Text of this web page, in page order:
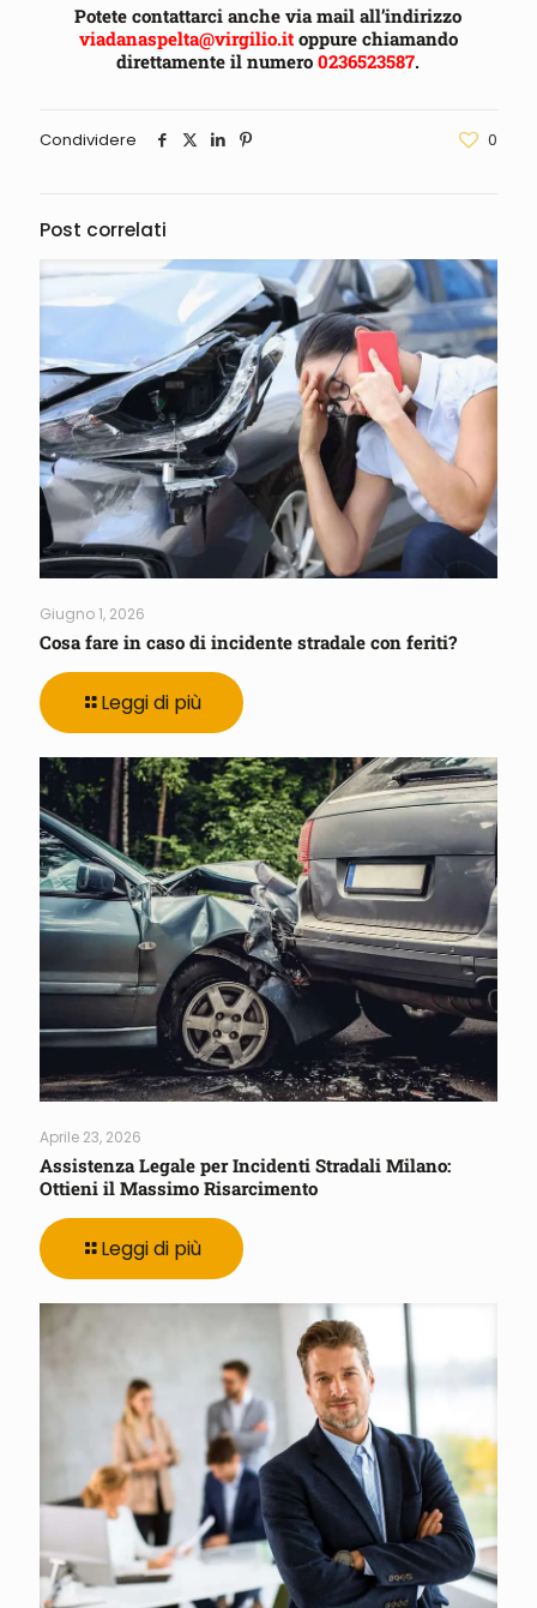
Potete contattarci anche via mail all’indirizzo
viadanaspelta@virgilio.it oppure chiamando
direttamente il numero0236523587.
Condividere 0
Post correlati
Giugno 1, 2026
Cosa fare in caso di incidente stradale con feriti?
Leggi di più
Aprile 23, 2026
Assistenza Legale per Incidenti Stradali Milano:
Ottieni il Massimo Risarcimento
Leggi di più